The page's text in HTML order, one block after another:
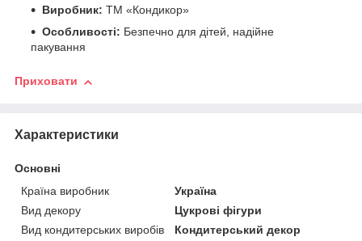
Виробник: ТМ «Кондикор»
Особливості: Безпечно для дітей, надійне
пакування
Приховати
Характеристики
Основні
Країна виробник
Україна
Вид декору
Цукрові фігури
Вид кондитерських виробів
Кондитерський декор